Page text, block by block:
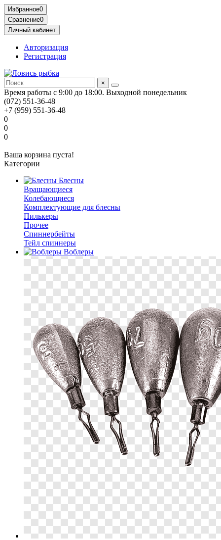
Избранное0
Сравнение0
Личный кабинет
Авторизация
Регистрация
×
Время работы с 9:00 до 18:00. Выходной понедельник
(072) 551-36-48
+7 (959) 551-36-48
0
0
0
Ваша корзина пуста!
Категории
Блесны
Вращающиеся
Колебающиеся
Комплектующие для блесны
Пилькеры
Прочее
Спиннербейты
Тейл спиннеры
Воблеры